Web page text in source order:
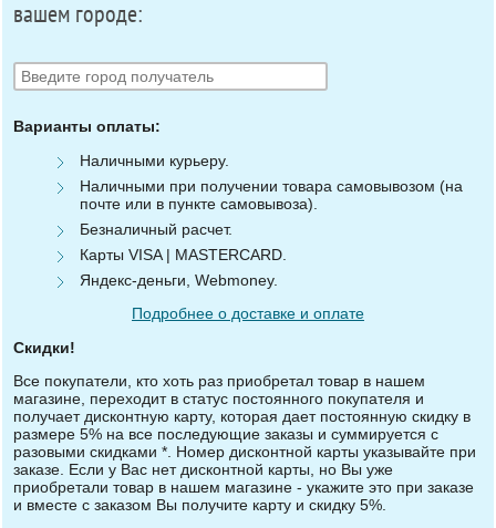
вашем городе:
Варианты оплаты:
Наличными курьеру.
Наличными при получении товара самовывозом (на
почте или в пункте самовывоза).
Безналичный расчет.
Карты VISA | MASTERCARD.
Яндекс-деньги, Webmoney.
Подробнее о доставке и оплате
Скидки!
Все покупатели, кто хоть раз приобретал товар в нашем
магазине, переходит в статус постоянного покупателя и
получает дисконтную карту, которая дает постоянную скидку в
размере 5% на все последующие заказы и суммируется с
разовыми скидками *. Номер дисконтной карты указывайте при
заказе. Если у Вас нет дисконтной карты, но Вы уже
приобретали товар в нашем магазине - укажите это при заказе
и вместе с заказом Вы получите карту и скидку 5%.